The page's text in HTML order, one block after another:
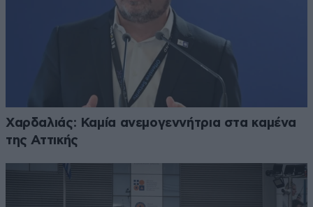
Χαρδαλιάς: Καμία ανεμογεννήτρια στα καμένα
της Αττικής